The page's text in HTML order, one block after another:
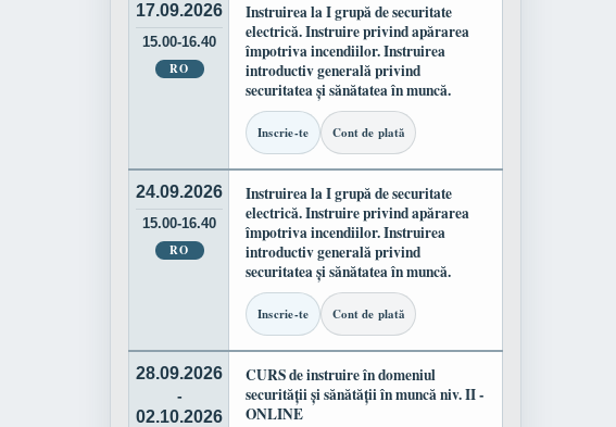
17.09.2026
15.00-16.40
RO
Instruirea la I grupă de securitate
electrică. Instruire privind apărarea
împotriva incendiilor. Instruirea
introductiv generală privind
securitatea și sănătatea în muncă.
Inscrie-te Cont de plată
24.09.2026
15.00-16.40
RO
Instruirea la I grupă de securitate
electrică. Instruire privind apărarea
împotriva incendiilor. Instruirea
introductiv generală privind
securitatea și sănătatea în muncă.
Inscrie-te Cont de plată
28.09.2026
-
02.10.2026
CURS de instruire în domeniul
securității și sănătății în muncă niv. II -
ONLINE